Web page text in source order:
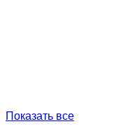
Показать все